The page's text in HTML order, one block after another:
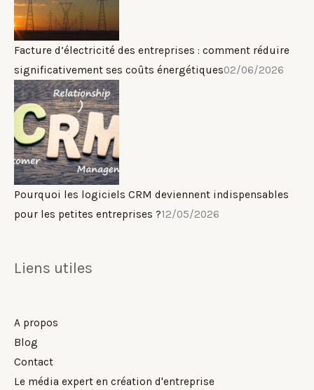
Facture d’électricité des entreprises : comment réduire
significativement ses coûts énergétiques02/06/2026
Pourquoi les logiciels CRM deviennent indispensables
pour les petites entreprises ?12/05/2026
Liens utiles
A propos
Blog
Contact
Le média expert en création d'entreprise